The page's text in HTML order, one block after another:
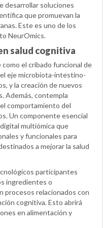
desarrollar soluciones
que promuevan la
Este es uno de los
NeurOmics.
salud cognitiva
el cribado funcional de
eje microbiota-intestino-
y la creación de nuevos
Además, contempla
comportamiento del
Un componente esencial
multiómica que
y funcionales para
a mejorar la salud
participantes
ingredientes o
procesos relacionados con
cognitiva. Esto abrirá
en alimentación y